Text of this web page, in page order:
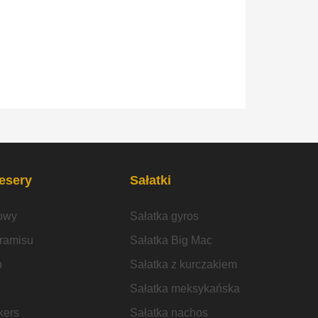
Sałatki
Sałatka gyros
Sałatka Big Mac
Sałatka z kurczakiem
Sałatka meksykańska
Sałatka nachos